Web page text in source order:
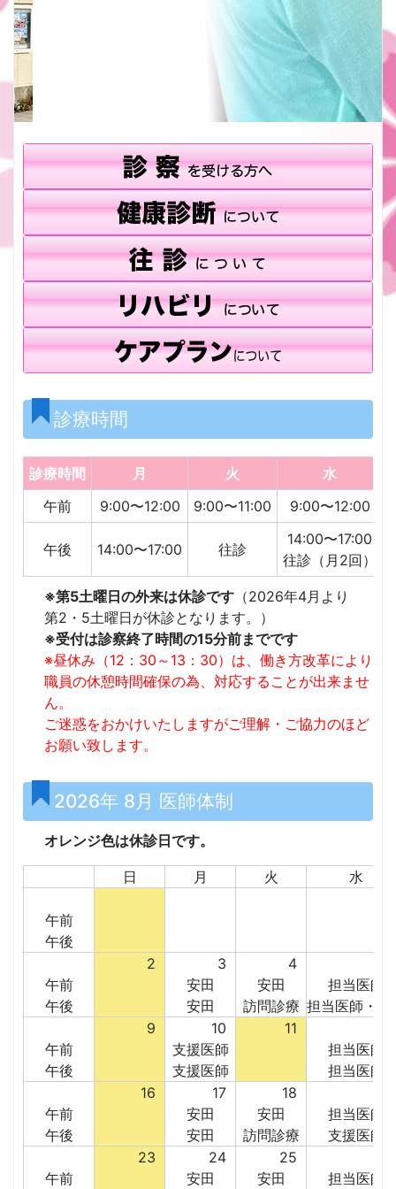
診療時間
診療時間 月 火
水
午前
9:00〜12:00 9:00〜11:00 9:00〜12:00
午後 14:00〜17:00 往診
14:00〜17:00
往診（月2回）
※第5土曜日の外来は休診です （2026年4月より
第2・5土曜日が休診となります。）
※受付は診察終了時間の15分前までです
※昼休み（12：30～13：30）は、働き方改革により
職員の休憩時間確保の為、対応することが出来ませ
ん。
ご迷惑をおかけいたしますがご理解・ご協力のほど
お願い致します。
2026年 8月 医師体制
オレンジ色は休診日です。
日 月 火 水
午前
午後
午前
午後
2
3
安田
安田
4
安田
訪問診療
担当医師
担当医師・安
午前
午後
9
10
支援医師
支援医師
11
担当医師
担当医師
午前
午後
16
17
安田
安田
18
安田
訪問診療
担当医師
支援医師
午前
23
24
安田
25
安田
担当医師